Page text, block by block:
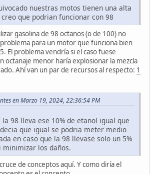
nuestras motos tienen una alta
que podrian funcionar con 98
gasolina de 98 octanos (o de 100) no
para un motor que funciona bien
El problema vendría si el caso fuese
octanaje menor haría explosionar la mezcla
Ahí van un par de recursos al respecto: 1
en Marzo 19, 2024, 22:36:54 PM
la 98 lleva ese 10% de etanol igual que
que igual se podria meter medio
en caso que la 98 llevase solo un 5%
minimizar los daños.
de conceptos aquí. Y como diría el